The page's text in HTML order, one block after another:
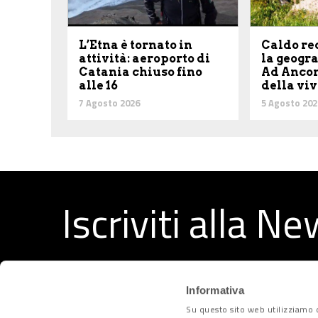
Informativa
Su questo sito web utilizziamo
L’Etna è tornato in
attività: aeroporto di
Catania chiuso fino
alle 16
7 Agosto 2026
Caldo
la
Ad
della
5 Agosto
Iscriviti alla